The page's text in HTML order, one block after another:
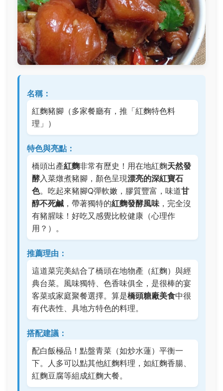
名稱：
紅麴豬腳（多家餐廳有，推「紅麴特色料
理」）
特色與亮點：
橋頭出產紅麴非常有歷史！用在地紅麴天然發
酵入菜燉煮豬腳，顏色呈現漂亮的深紅寶石
色。吃起來豬腳Q彈軟嫩，膠質豐富，味道甘
醇不死鹹 ，帶著獨特的紅麴發酵風味，完全沒
有豬腥味！好吃又感覺比較健康（心理作
用？）。
推薦理由：
這道菜完美結合了橋頭在地物產（紅麴）與經
典台菜。風味獨特、色香味俱全，是很棒的宴
客菜或家庭聚餐選擇。算是橋頭糖廠美食中很
有代表性、具地方特色的料理。
搭配建議：
配白飯極品！點盤青菜（如炒水蓮）平衡一
下。人多可以點其他紅麴料理，如紅麴香腸、
紅麴豆腐等組成紅麴大餐。